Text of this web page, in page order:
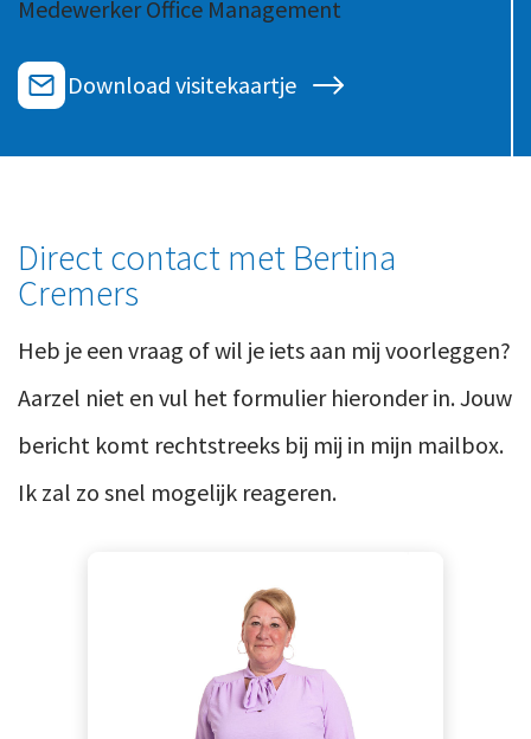
Werken bij
Veilig bestanden delen
Inloggen
Informatiebeveiliging en privacy
Strategie en bedrijfsinrichting
Ons team
Werken-bij
Bedrijfsgeschiedenis
Contact
Medewerker Office Management
Download visitekaartje
Direct contact met Bertina
Cremers
Heb je een vraag of wil je iets aan mij voorleggen?
Aarzel niet en vul het formulier hieronder in. Jouw
bericht komt rechtstreeks bij mij in mijn mailbox.
Ik zal zo snel mogelijk reageren.